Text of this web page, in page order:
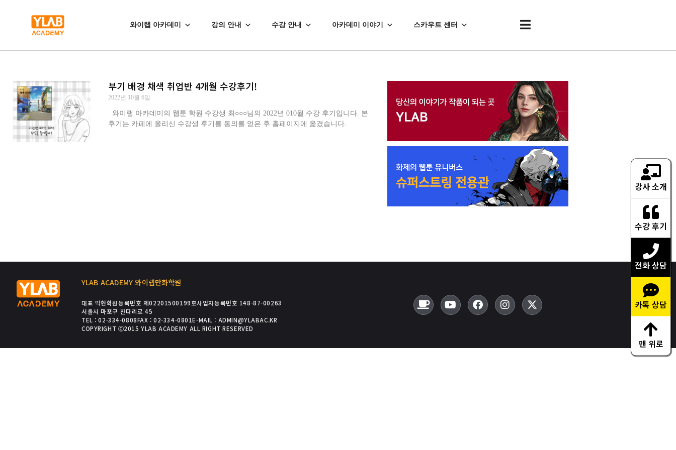
와이랩 아카데미 강의 안내 수강 안내 아카데미 이야기 스카우트 센터
부기 배경 채색 취업반 4개월 수강후기!
2022년 10월 6일
와이랩 아카데미의 웹툰 학원 수강생 최○○○님의 2022년 010월 수강 후기입니다. 본
후기는 카페에 올리신 수강생 후기를 동의를 얻은 후 홈페이지에 옮겼습니다.
YLAB ACADEMY 와이랩만화학원
대표 박현학원등록번호 제02201500199호사업자등록번호 148-87-00263
서울시 마포구 잔다리로 45
TEL : 02-334-0808FAX : 02-334-0801E-MAIL : ADMIN@YLABAC.KR
COPYRIGHT Ⓒ2015 YLAB ACADEMY ALL RIGHT RESERVED
강사 소개
수강 후기
전화 상담
카톡 상담
맨 위로